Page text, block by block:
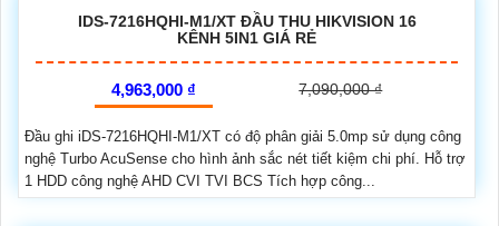
IDS-7216HQHI-M1/XT ĐẦU THU HIKVISION 16
KÊNH 5IN1 GIÁ RẺ
4,963,000 ₫ 7,090,000 ₫
Đầu ghi iDS-7216HQHI-M1/XT có độ phân giải 5.0mp sử dụng công
nghệ Turbo AcuSense cho hình ảnh sắc nét tiết kiệm chi phí. Hỗ trợ
1 HDD công nghệ AHD CVI TVI BCS Tích hợp công...